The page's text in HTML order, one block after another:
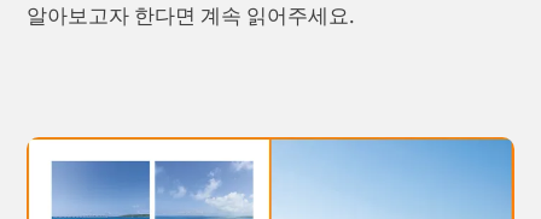
알아보고자 한다면 계속 읽어주세요.